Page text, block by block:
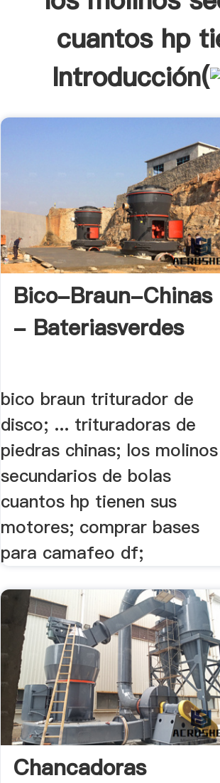
cuantos hp
Introducción(
Bico-Braun-Chinas
- Bateriasverdes
bico braun triturador de
disco; ... trituradoras de
piedras chinas; los molinos
secundarios de bolas
cuantos hp tienen sus
motores; comprar bases
para camafeo df;
Chancadoras